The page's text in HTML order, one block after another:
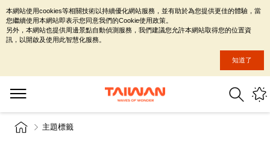
主題標籤
本網站使用cookies等相關技術以持續優化網站服務，並有助於為您提供更佳的體驗，當
您繼續使用本網站即表示您同意我們的Cookie使用政策。
另外，本網站也提供周邊景點自動偵測服務，我們建議您允許本網站取得您的位置資
訊，以開啟及使用此智慧化服務。
知道了